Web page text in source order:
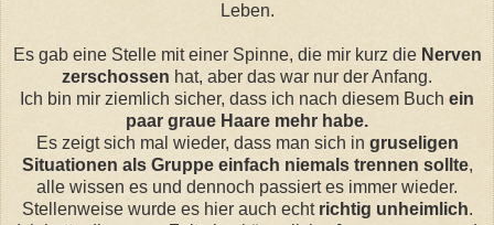
Leben.
Es gab eine Stelle mit einer Spinne, die mir kurz die Nerven
zerschossen hat, aber das war nur der Anfang.
Ich bin mir ziemlich sicher, dass ich nach diesem Buch ein
paar graue Haare mehr habe.
Es zeigt sich mal wieder, dass man sich in gruseligen
Situationen als Gruppe einfach niemals trennen sollte,
alle wissen es und dennoch passiert es immer wieder.
Stellenweise wurde es hier auch echtrichtig unheimlich.